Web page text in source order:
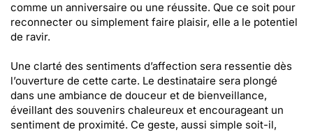
comme un anniversaire ou une réussite. Que ce soit pour
reconnecter ou simplement faire plaisir, elle a le potentiel
de ravir.
Une clarté des sentiments d’affection sera ressentie dès
l’ouverture de cette carte. Le destinataire sera plongé
dans une ambiance de douceur et de bienveillance,
éveillant des souvenirs chaleureux et encourageant un
sentiment de proximité. Ce geste, aussi simple soit-il,